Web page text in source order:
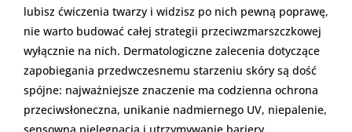
lubisz ćwiczenia twarzy i widzisz po nich pewną poprawę,
nie warto budować całej strategii przeciwzmarszczkowej
wyłącznie na nich. Dermatologiczne zalecenia dotyczące
zapobiegania przedwczesnemu starzeniu skóry są dość
spójne: najważniejsze znaczenie ma codzienna ochrona
przeciwsłoneczna, unikanie nadmiernego UV, niepalenie,